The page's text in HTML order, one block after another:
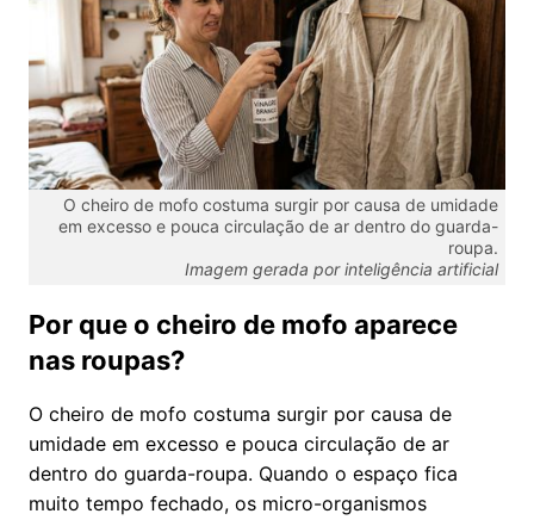
O cheiro de mofo costuma surgir por causa de umidade
em excesso e pouca circulação de ar dentro do guarda-
roupa.
Imagem gerada por inteligência artificial
Por que o cheiro de mofo aparece
nas roupas?
O cheiro de mofo costuma surgir por causa de
umidade em excesso e pouca circulação de ar
dentro do guarda-roupa. Quando o espaço fica
muito tempo fechado, os micro-organismos